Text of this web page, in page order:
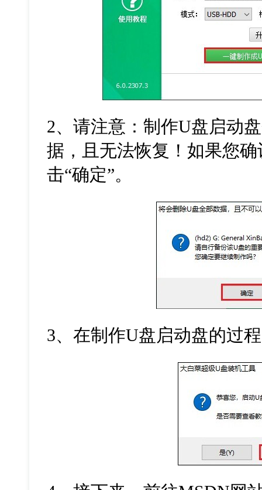
2、请注意：制作U盘启动
据，且无法恢复！如果您
击“确定”。
3、在制作U盘启动盘的过